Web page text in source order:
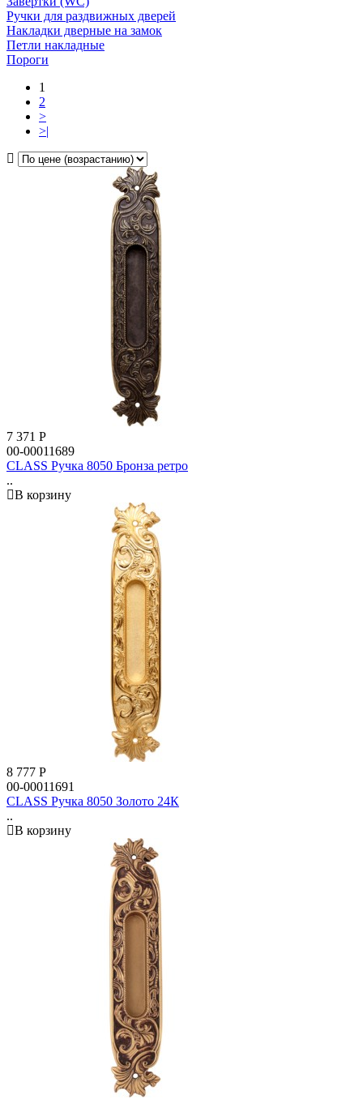
Ручки для раздвижных дверей
Накладки дверные на замок
Петли накладные
Пороги
1
2
>
>|
7 371 Р
00-00011689
CLASS Ручка 8050 Бронза ретро
..
В корзину
8 777 Р
00-00011691
CLASS Ручка 8050 Золото 24К
..
В корзину